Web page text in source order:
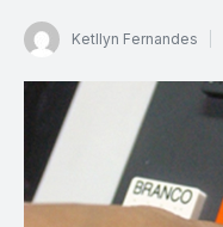
Ketllyn Fernandes